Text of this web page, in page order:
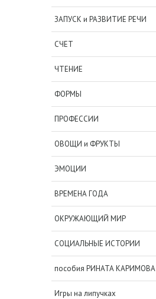
ЗАПУСК и РАЗВИТИЕ РЕЧИ
СЧЕТ
ЧТЕНИЕ
ФОРМЫ
ПРОФЕССИИ
ОВОЩИ и ФРУКТЫ
ЭМОЦИИ
ВРЕМЕНА ГОДА
ОКРУЖАЮЩИЙ МИР
СОЦИАЛЬНЫЕ ИСТОРИИ
пособия РИНАТА КАРИМОВА
Игры на липучках